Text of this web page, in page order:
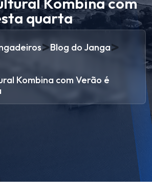
quarta
>Blog do Janga>
Kombina com Verão é